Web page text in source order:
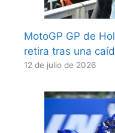
MotoGP GP de
retira tras una
12 de julio de 2026